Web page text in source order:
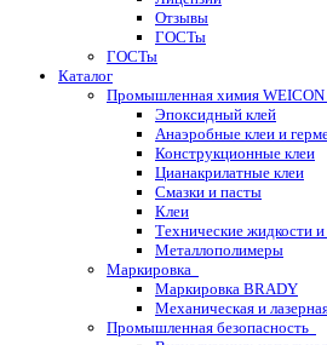
Отзывы
ГОСТы
ГОСТы
Каталог
Промышленная химия WEICON
Эпоксидный клей
Анаэробные клеи и
Конструкционные клеи
Цианакрилатные клеи
Смазки и пасты
Клеи
Технические жидкости
Металлополимеры
Маркировка
Маркировка BRADY
Механическая и
Промышленная безопасность